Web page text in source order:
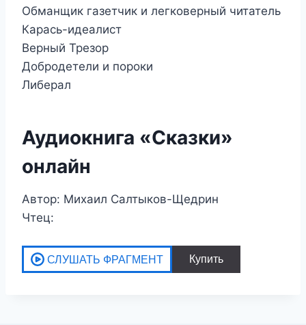
Обманщик газетчик и легковерный читатель
Карась-идеалист
Верный Трезор
Добродетели и пороки
Либерал
Аудиокнига «Сказки»
онлайн
Автор: Михаил Салтыков-Щедрин
Чтец: